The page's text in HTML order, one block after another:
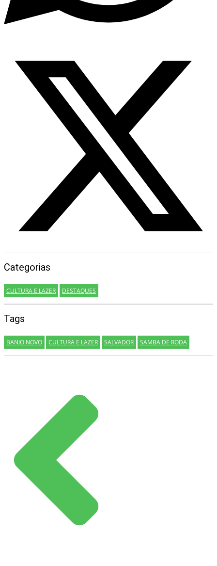
Categorias
CULTURA E LAZER DESTAQUES
Tags
BANJO NOVO CULTURA E LAZER SALVADOR SAMBA DE RODA